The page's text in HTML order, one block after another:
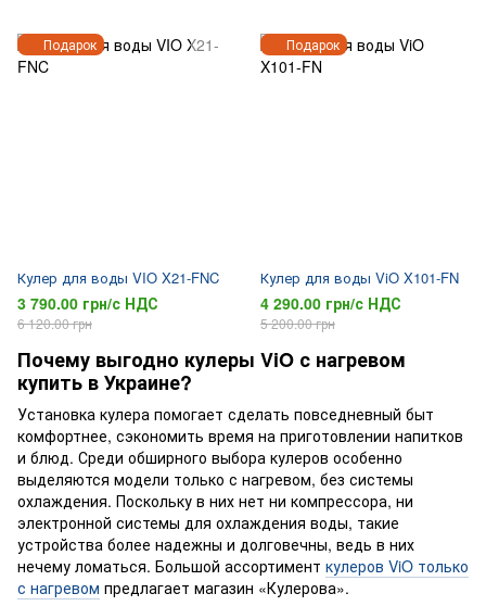
Подарок
Кулер для воды VIO X21-FNC
3 790.00 грн/с НДС
6 120.00 грн
Подарок
Кулер для воды ViO X101-FN
4 290.00 грн/с НДС
5 200.00 грн
Почему выгодно кулеры ViO с нагревом
купить в Украине?
Установка кулера помогает сделать повседневный быт
комфортнее, сэкономить время на приготовлении напитков
и блюд. Среди обширного выбора кулеров особенно
выделяются модели только с нагревом, без системы
охлаждения. Поскольку в них нет ни компрессора, ни
электронной системы для охлаждения воды, такие
устройства более надежны и долговечны, ведь в них
нечему ломаться. Большой ассортимент кулеров ViO только
с нагревом предлагает магазин «Кулерова».